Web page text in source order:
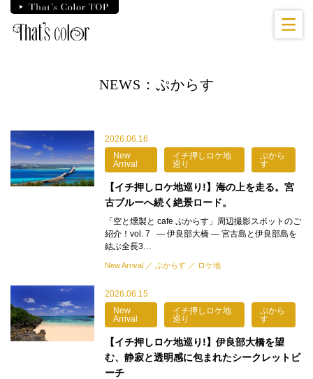
Skip
NEWS：ぷからす
2026.06.16
New
Arrival
イチ押しロケ地
巡り
ぷから
す
【イチ押しロケ地巡り!】海の上を走る。宮
古ブルーへ続く絶景ロード。
「空と燻製と cafe ぷからす」周辺撮影スポットのご
紹介！vol. 7 — 伊良部大橋 — 宮古島と伊良部島を
結ぶ全長3…
New Arrival ぷからす ロケ地
2026.06.15
New
Arrival
イチ押しロケ地
巡り
ぷから
す
【イチ押しロケ地巡り!】伊良部大橋を望
む、静寂と透明感に包まれたシークレットビ
ーチ